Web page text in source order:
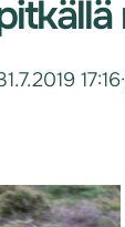
17:16·